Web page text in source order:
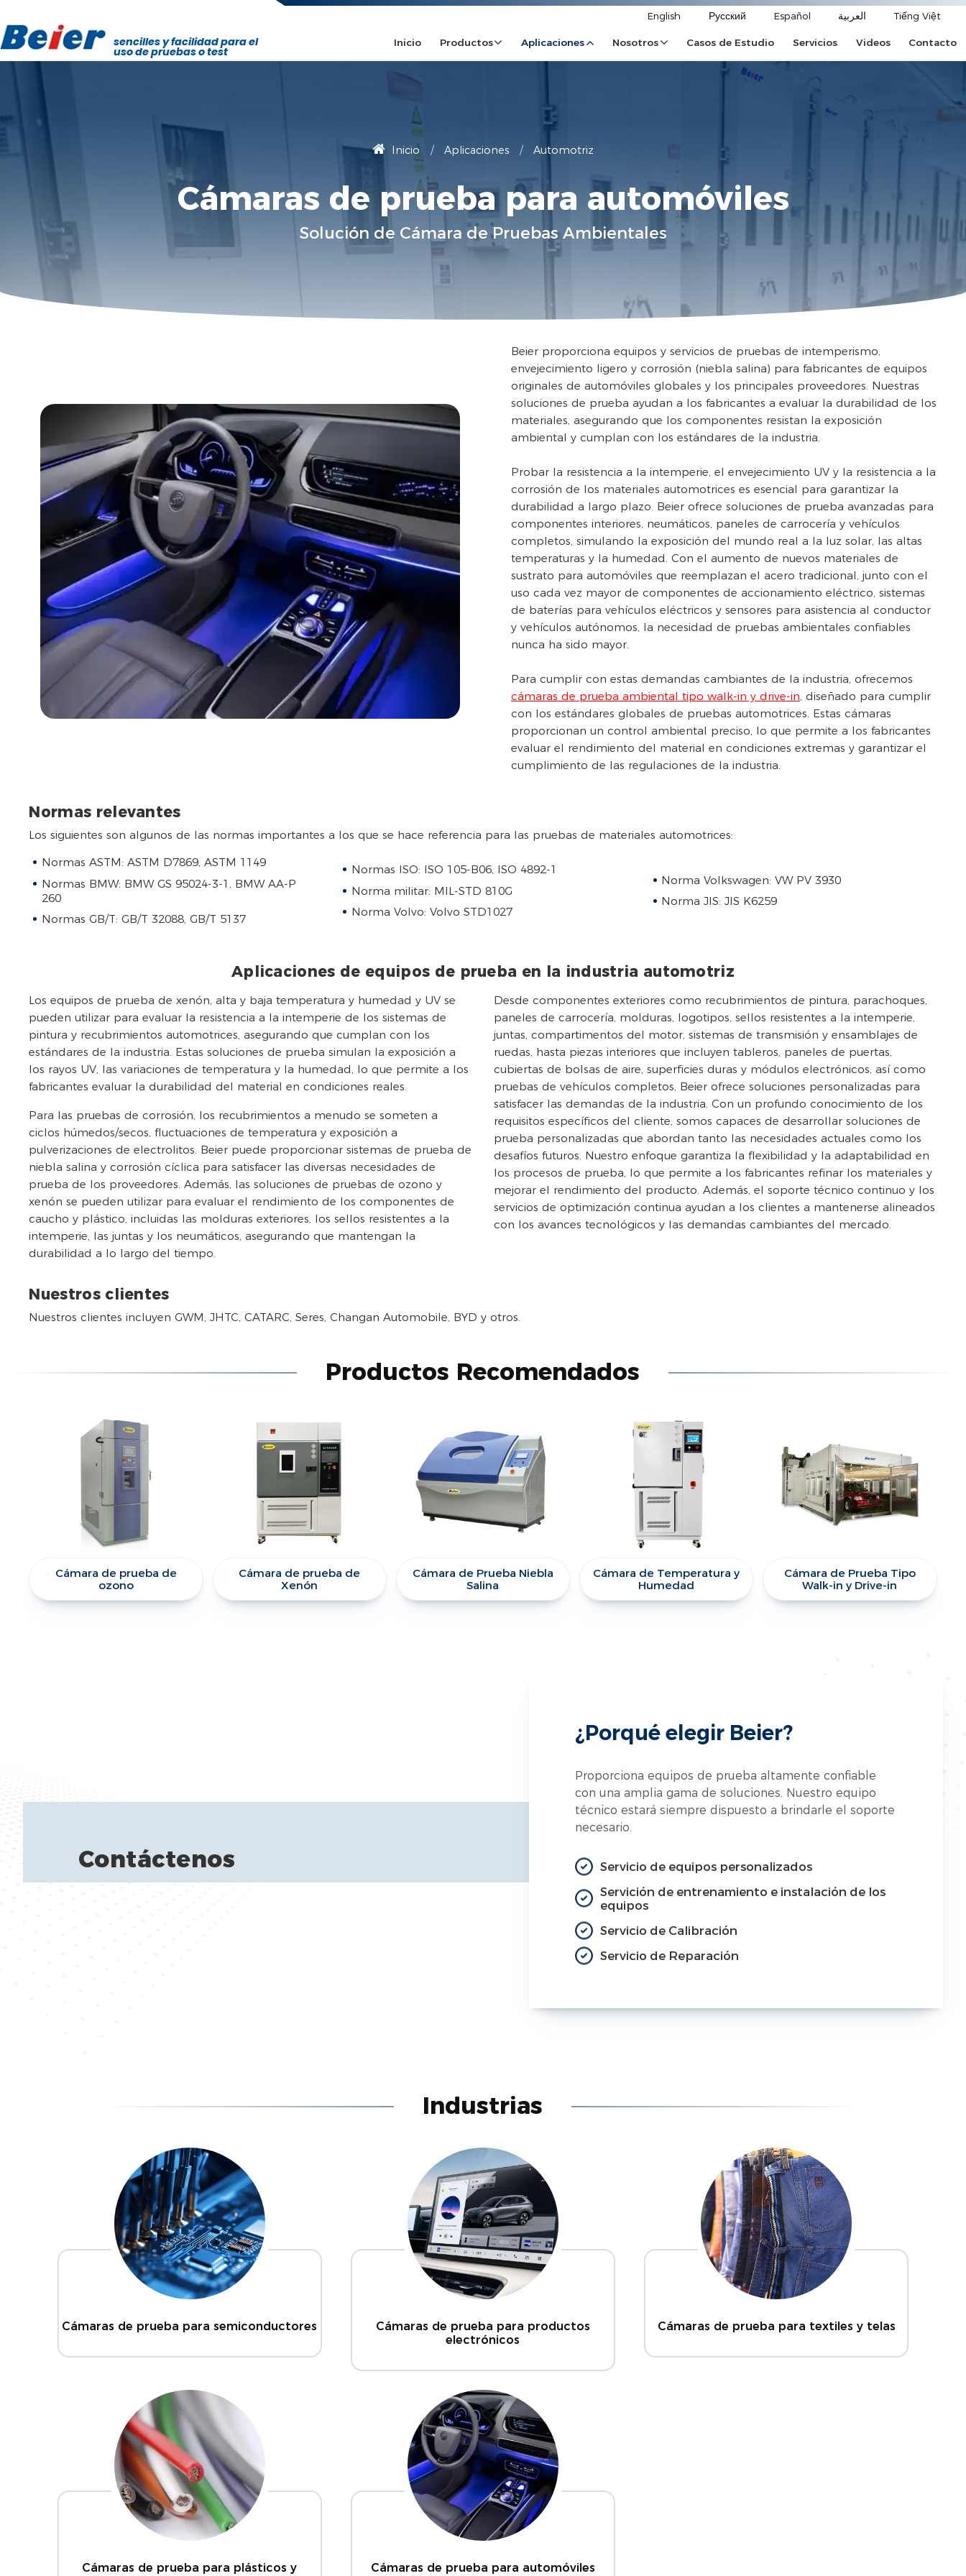
sencilles y facilidad para el
uso de pruebas o test
English Русский Español العربية Tiếng Việt
Inicio Productos Aplicaciones Nosotros Casos de Estudio Servicios Videos Contacto
Inicio Aplicaciones Automotriz
Cámaras de prueba para automóviles
Solución de Cámara de Pruebas Ambientales
Beier proporciona equipos y servicios de pruebas de intemperismo,
envejecimiento ligero y corrosión (niebla salina) para fabricantes de equipos
originales de automóviles globales y los principales proveedores. Nuestras
soluciones de prueba ayudan a los fabricantes a evaluar la durabilidad de los
materiales, asegurando que los componentes resistan la exposición
ambiental y cumplan con los estándares de la industria.
Probar la resistencia a la intemperie, el envejecimiento UV y la resistencia a la
corrosión de los materiales automotrices es esencial para garantizar la
durabilidad a largo plazo. Beier ofrece soluciones de prueba avanzadas para
componentes interiores, neumáticos, paneles de carrocería y vehículos
completos, simulando la exposición del mundo real a la luz solar, las altas
temperaturas y la humedad. Con el aumento de nuevos materiales de
sustrato para automóviles que reemplazan el acero tradicional, junto con el
uso cada vez mayor de componentes de accionamiento eléctrico, sistemas
de baterías para vehículos eléctricos y sensores para asistencia al conductor
y vehículos autónomos, la necesidad de pruebas ambientales confiables
nunca ha sido mayor.
Para cumplir con estas demandas cambiantes de la industria, ofrecemos
cámaras de prueba ambiental tipo walk-in y drive-in, diseñado para cumplir
con los estándares globales de pruebas automotrices. Estas cámaras
proporcionan un control ambiental preciso, lo que permite a los fabricantes
evaluar el rendimiento del material en condiciones extremas y garantizar el
cumplimiento de las regulaciones de la industria.
Normas relevantes
Los siguientes son algunos de las normas importantes a los que se hace referencia para las pruebas de materiales automotrices:
Normas ASTM: ASTM D7869, ASTM 1149
Normas BMW: BMW GS 95024-3-1, BMW AA-P
260
Normas GB/T: GB/T 32088, GB/T 5137
Normas ISO: ISO 105-B06, ISO 4892-1
Norma militar: MIL-STD 810G
Norma Volvo: Volvo STD1027
Norma Volkswagen: VW PV 3930
Norma JIS: JIS K6259
Aplicaciones de equipos de prueba en la industria automotriz
Los equipos de prueba de xenón, alta y baja temperatura y humedad y UV se
pueden utilizar para evaluar la resistencia a la intemperie de los sistemas de
pintura y recubrimientos automotrices, asegurando que cumplan con los
estándares de la industria. Estas soluciones de prueba simulan la exposición a
los rayos UV, las variaciones de temperatura y la humedad, lo que permite a los
fabricantes evaluar la durabilidad del material en condiciones reales.
Para las pruebas de corrosión, los recubrimientos a menudo se someten a
ciclos húmedos/secos, fluctuaciones de temperatura y exposición a
pulverizaciones de electrolitos. Beier puede proporcionar sistemas de prueba de
niebla salina y corrosión cíclica para satisfacer las diversas necesidades de
prueba de los proveedores. Además, las soluciones de pruebas de ozono y
xenón se pueden utilizar para evaluar el rendimiento de los componentes de
caucho y plástico, incluidas las molduras exteriores, los sellos resistentes a la
intemperie, las juntas y los neumáticos, asegurando que mantengan la
durabilidad a lo largo del tiempo.
Desde componentes exteriores como recubrimientos de pintura, parachoques,
paneles de carrocería, molduras, logotipos, sellos resistentes a la intemperie,
juntas, compartimentos del motor, sistemas de transmisión y ensamblajes de
ruedas, hasta piezas interiores que incluyen tableros, paneles de puertas,
cubiertas de bolsas de aire, superficies duras y módulos electrónicos, así como
pruebas de vehículos completos, Beier ofrece soluciones personalizadas para
satisfacer las demandas de la industria. Con un profundo conocimiento de los
requisitos específicos del cliente, somos capaces de desarrollar soluciones de
prueba personalizadas que abordan tanto las necesidades actuales como los
desafíos futuros. Nuestro enfoque garantiza la flexibilidad y la adaptabilidad en
los procesos de prueba, lo que permite a los fabricantes refinar los materiales y
mejorar el rendimiento del producto. Además, el soporte técnico continuo y los
servicios de optimización continua ayudan a los clientes a mantenerse alineados
con los avances tecnológicos y las demandas cambiantes del mercado.
Nuestros clientes
Nuestros clientes incluyen GWM, JHTC, CATARC, Seres, Changan Automobile, BYD y otros.
Productos Recomendados
Cámara de prueba de
ozono
Cámara de prueba de
Xenón
Cámara de Prueba Niebla
Salina
Cámara de Temperatura y
Humedad
Cámara de Prueba Tipo
Walk-in y Drive-in
Contáctenos
¿Porqué elegir Beier?
Proporciona equipos de prueba altamente confiable
con una amplia gama de soluciones. Nuestro equipo
técnico estará siempre dispuesto a brindarle el soporte
necesario.
Servicio de equipos personalizados
Servición de entrenamiento e instalación de los
equipos
Servicio de Calibración
Servicio de Reparación
Industrias
Cámaras de prueba para semiconductores
Cámaras de prueba para productos
electrónicos
Cámaras de prueba para textiles y telas
Cámaras de prueba para plásticos y
Cámaras de prueba para automóviles